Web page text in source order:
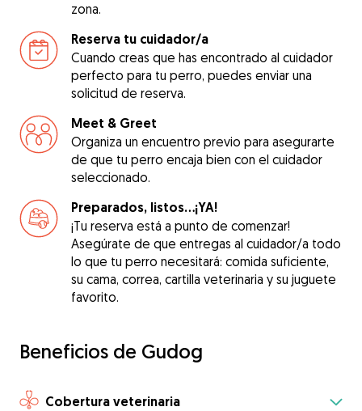
zona.
Reserva tu cuidador/a
Cuando creas que has encontrado al cuidador
perfecto para tu perro, puedes enviar una
solicitud de reserva.
Meet & Greet
Organiza un encuentro previo para asegurarte
de que tu perro encaja bien con el cuidador
seleccionado.
Preparados, listos...¡YA!
¡Tu reserva está a punto de comenzar!
Asegúrate de que entregas al cuidador/a todo
lo que tu perro necesitará: comida suficiente,
su cama, correa, cartilla veterinaria y su juguete
favorito.
Beneficios de Gudog
Cobertura veterinaria